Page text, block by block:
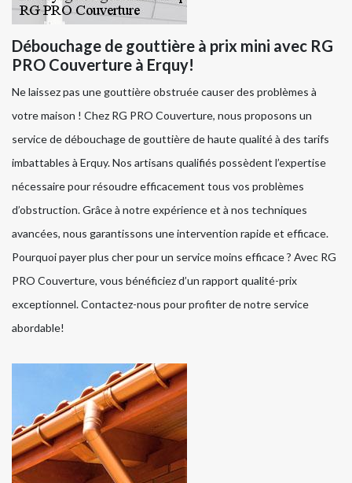
Débouchage de gouttière à prix mini avec RG
PRO Couverture à Erquy!
Ne laissez pas une gouttière obstruée causer des problèmes à
votre maison ! Chez RG PRO Couverture, nous proposons un
service de débouchage de gouttière de haute qualité à des tarifs
imbattables à Erquy. Nos artisans qualifiés possèdent l’expertise
nécessaire pour résoudre efficacement tous vos problèmes
d’obstruction. Grâce à notre expérience et à nos techniques
avancées, nous garantissons une intervention rapide et efficace.
Pourquoi payer plus cher pour un service moins efficace ? Avec RG
PRO Couverture, vous bénéficiez d’un rapport qualité-prix
exceptionnel. Contactez-nous pour profiter de notre service
abordable!